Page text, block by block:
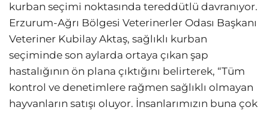
kurban seçimi noktasında tereddütlü davranıyor.
Erzurum-Ağrı Bölgesi Veterinerler Odası Başkanı
Veteriner Kubilay Aktaş, sağlıklı kurban
seçiminde son aylarda ortaya çıkan şap
hastalığının ön plana çıktığını belirterek, “Tüm
kontrol ve denetimlere rağmen sağlıklı olmayan
hayvanların satışı oluyor. İnsanlarımızın buna çok